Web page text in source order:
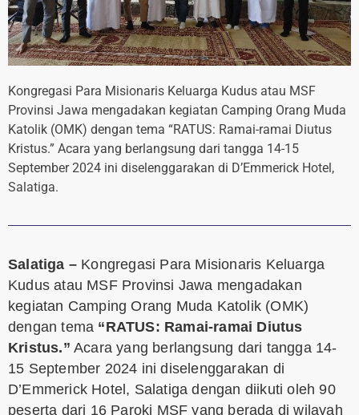
Kongregasi Para Misionaris Keluarga Kudus atau MSF
Provinsi Jawa mengadakan kegiatan Camping Orang Muda
Katolik (OMK) dengan tema “RATUS: Ramai-ramai Diutus
Kristus.” Acara yang berlangsung dari tangga 14-15
September 2024 ini diselenggarakan di D’Emmerick Hotel,
Salatiga.
Salatiga – Kongregasi Para Misionaris Keluarga
Kudus atau MSF Provinsi Jawa mengadakan
kegiatan Camping Orang Muda Katolik (OMK)
dengan tema “RATUS: Ramai-ramai Diutus
Kristus.” Acara yang berlangsung dari tangga 14-
15 September 2024 ini diselenggarakan di
D’Emmerick Hotel, Salatiga dengan diikuti oleh 90
peserta dari 16 Paroki MSF yang berada di wilayah